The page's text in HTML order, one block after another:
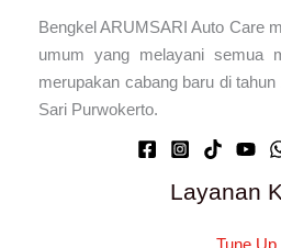
Bengkel ARUMSARI Auto Care
umum yang melayani semua
merupakan cabang baru di
Sari Purwokerto.
Layanan